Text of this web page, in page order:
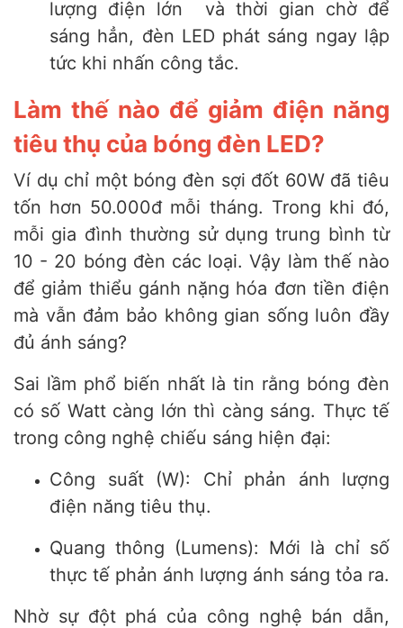
lượng điện lớn và thời gian chờ để
sáng hẳn, đèn LED phát sáng ngay lập
tức khi nhấn công tắc.
Làm thế nào để giảm điện năng
tiêu thụ của bóng đèn LED?
Ví dụ chỉ một bóng đèn sợi đốt 60W đã tiêu
tốn hơn 50.000đ mỗi tháng. Trong khi đó,
mỗi gia đình thường sử dụng trung bình từ
10 - 20 bóng đèn các loại. Vậy làm thế nào
để giảm thiểu gánh nặng hóa đơn tiền điện
mà vẫn đảm bảo không gian sống luôn đầy
đủ ánh sáng?
Sai lầm phổ biến nhất là tin rằng bóng đèn
có số Watt càng lớn thì càng sáng. Thực tế
trong công nghệ chiếu sáng hiện đại:
Công suất (W): Chỉ phản ánh lượng
điện năng tiêu thụ.
Quang thông (Lumens): Mới là chỉ số
thực tế phản ánh lượng ánh sáng tỏa ra.
Nhờ sự đột phá của công nghệ bán dẫn,